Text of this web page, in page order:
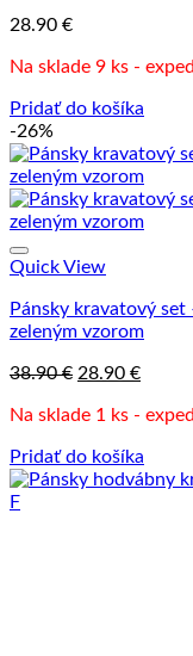
28.90 €
Na sklade 9 ks -
Pridať do košíka
-26%
Quick View
Pánsky kravatový
zeleným vzorom
38.90€ Pôvodná
bola:
28.90 €
je:
Na sklade 1 ks -
Pridať do košíka